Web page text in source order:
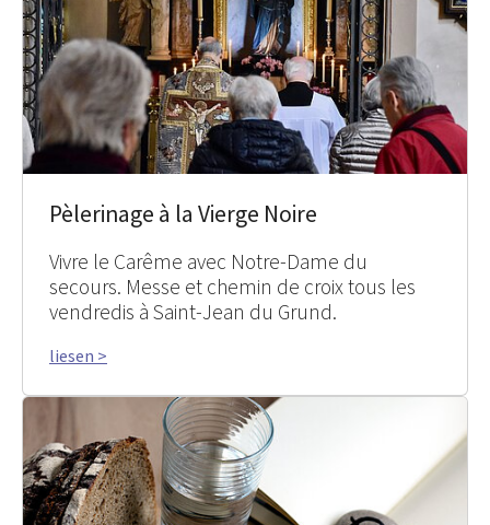
Pèlerinage à la Vierge Noire
Vivre le Carême avec Notre-Dame du
secours. Messe et chemin de croix tous les
vendredis à Saint-Jean du Grund.
liesen >